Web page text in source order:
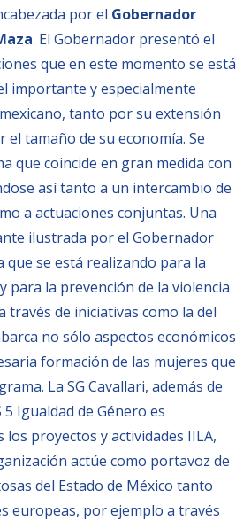
por el Gobernador
. El Gobernador presentó el
que en este momento se est
importante y especialmente
tanto por su extensión
el tamaño de su economía. Se
que coincide en gran medida con
así tanto a un intercambio de
a actuaciones conjuntas. Una
ilustrada por el Gobernador
que se está realizando para la
para la prevención de la violencia
través de iniciativas como la del
no sólo aspectos económicos
formación de las mujeres que
La SG Cavallari, además de
Igualdad de Género es
proyectos y actividades IILA,
actúe como portavoz de
del Estado de México tanto
europeas, por ejemplo a través